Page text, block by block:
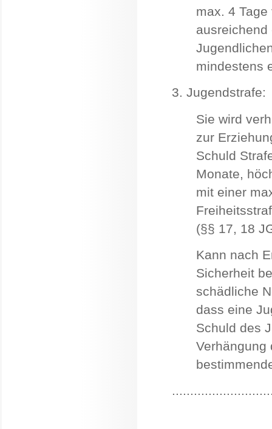
max. 4
ausreichend
mindestens
3. Jugendstrafe:
Sie wird
zur
Schuld
Monate,
mit einer
(§§ 17, 18
Kann nach
Sicherheit
schädliche
dass eine
Schuld des
Verhängung